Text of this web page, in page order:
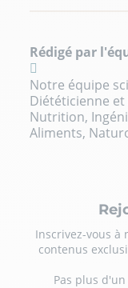
Rédigé par
Notre équipe
Diététicienne et
Nutrition,
Aliments,
Inscrivez-vous à
contenus
Pas plus